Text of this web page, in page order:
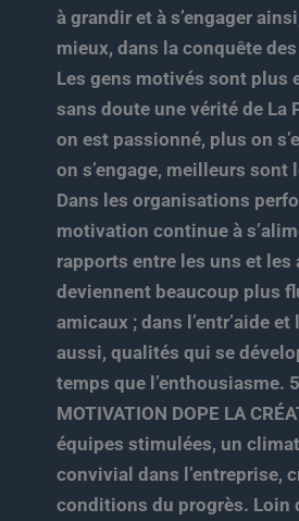
à grandir et à s’engager
mieux, dans la conquête
Les gens motivés sont plus
sans doute une vérité de La
on est passionné, plus on
on s’engage, meilleurs sont
Dans les organisations
motivation continue à
rapports entre les uns et les
deviennent beaucoup plus
amicaux ; dans l’entr’aide
aussi, qualités qui se
temps que l’enthousiasme.
MOTIVATION DOPE LA
équipes stimulées, un
convivial dans l’entreprise,
conditions du progrès. Loin